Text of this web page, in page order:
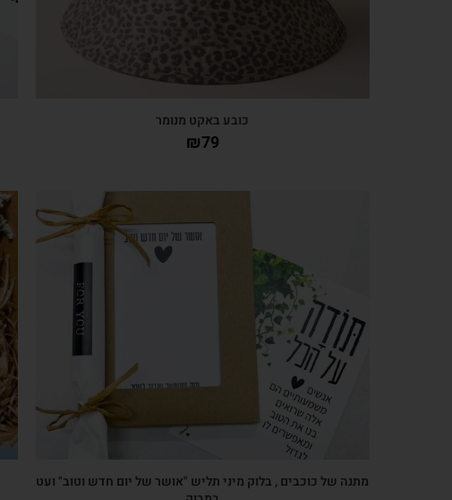
כובע באקט מנומר
₪79
מתנה של כוכבים , בלוק מיני תליש "אושר של יום חדש וטוב" ועט